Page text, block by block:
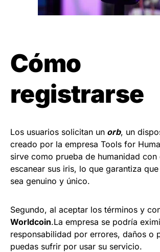
Cómo
registrarse
Los usuarios solicitan un orb, un
creado por la empresa Tools for
sirve como prueba de humanidad con
escanear sus iris, lo que garantiza
sea genuino y único.
Segundo, al aceptar los términos y
Worldcoin.La empresa se podría
responsabilidad por errores, daños o
puedas sufrir por usar su servicio.